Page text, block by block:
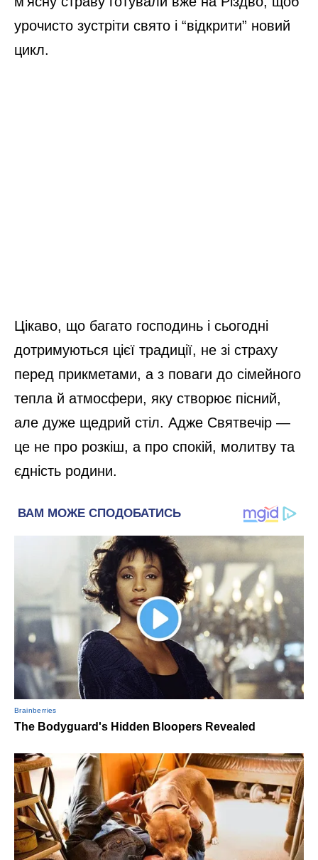
урочисто зустріти свято і “відкрити” новий
цикл.
Цікаво, що багато господинь і сьогодні
дотримуються цієї традиції, не зі страху
перед прикметами, а з поваги до сімейного
тепла й атмосфери, яку створює пісний,
але дуже щедрий стіл. Адже Святвечір —
це не про розкіш, а про спокій, молитву та
єдність родини.